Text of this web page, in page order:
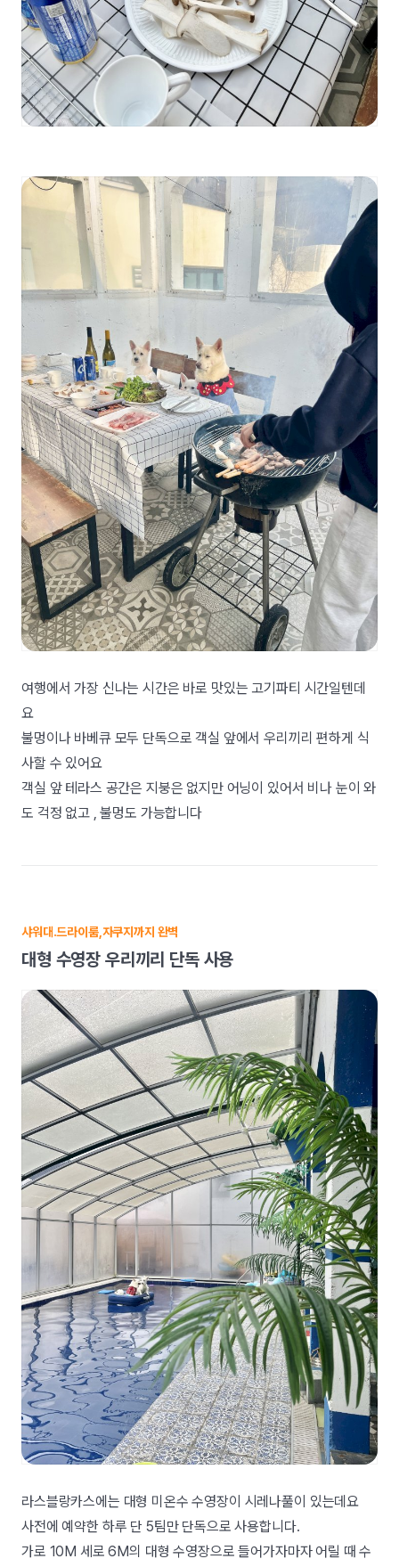
여행에서 가장 신나는 시간은 바로 맛있는 고기파티 시간일텐데
요
불멍이나 바베큐 모두 단독으로 객실 앞에서 우리끼리 편하게 식
사할 수 있어요
객실 앞 테라스 공간은 지붕은 없지만 어닝이 있어서 비나 눈이 와
도 걱정 없고 , 불멍도 가능합니다
샤워대.드라이룸,자쿠지까지 완벽
대형 수영장 우리끼리 단독 사용
라스블랑카스에는 대형 미온수 수영장이 시레나풀이 있는데요
사전에 예약한 하루 단 5팀만 단독으로 사용합니다.
가로 10M 세로 6M의 대형 수영장으로 들어가자마자 어릴 때 수